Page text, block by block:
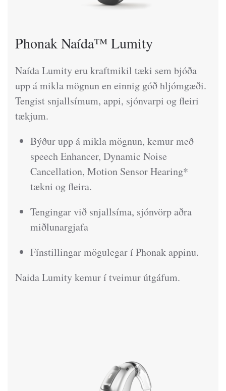
Phonak Naída™ Lumity
Naída Lumity eru kraftmikil tæki sem bjóða
upp á mikla mögnun en einnig góð hljómgæði.
Tengist snjallsímum, appi, sjónvarpi og fleiri
tækjum.
Býður upp á mikla mögnun, kemur með
speech Enhancer, Dynamic Noise
Cancellation, Motion Sensor Hearing*
tækni og fleira.
Tengingar við snjallsíma, sjónvörp aðra
miðlunargjafa
Fínstillingar mögulegar í Phonak appinu.
Naida Lumity kemur í tveimur útgáfum.